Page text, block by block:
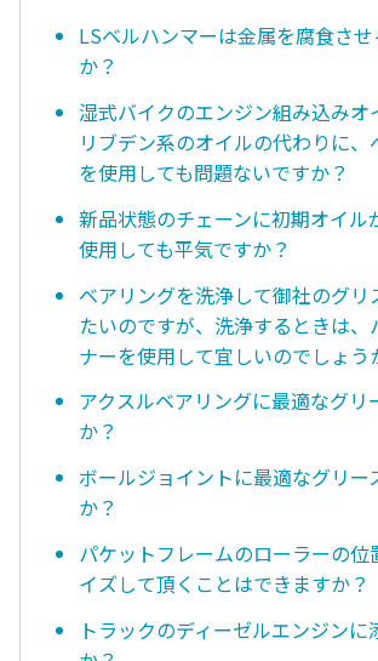
LSベルハンマーは金属を腐食さ
か？
湿式バイクのエンジン組み込みオ
リブデン系のオイルの代わりに、
を使用しても問題ないですか？
新品状態のチェーンに初期オイル
使用しても平気ですか？
ベアリングを洗浄して御社のグリ
たいのですが、洗浄するときは、
ナーを使用して宜しいのでしょう
アクスルベアリングに最適なグリ
か？
ボールジョイントに最適なグリー
か？
パケットフレームのローラーの位
イズして頂くことはできますか？
トラックのディーゼルエンジンに